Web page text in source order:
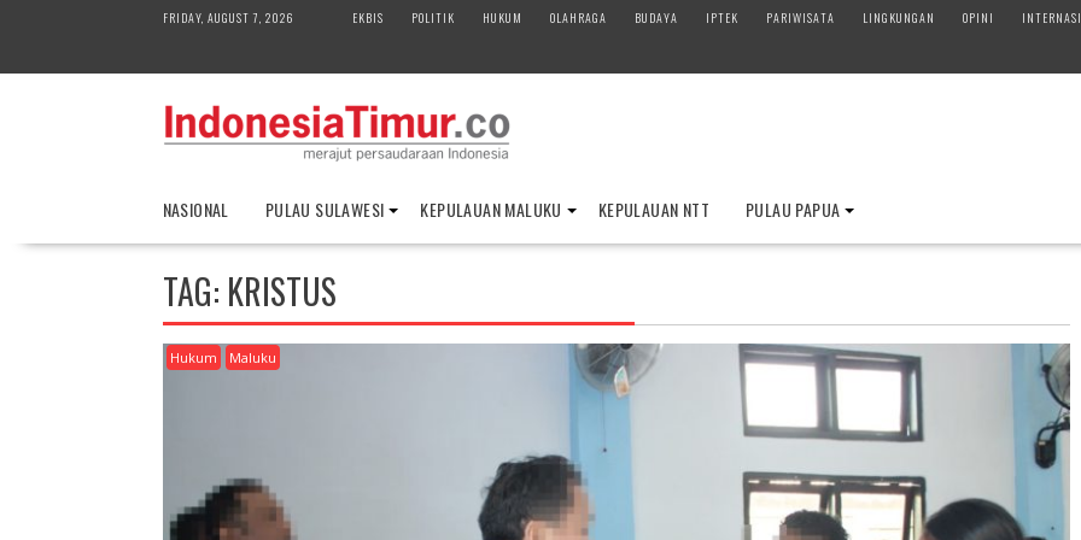
FRIDAY, AUGUST 7, 2026 EKBIS POLITIK HUKUM OLAHRAGA BUDAYA IPTEK PARIWISATA LINGKUNGAN OPINI
NASIONAL PULAU SULAWESI KEPULAUAN MALUKU KEPULAUAN NTT PULAU PAPUA
TAG: KRISTUS
Hukum Maluku